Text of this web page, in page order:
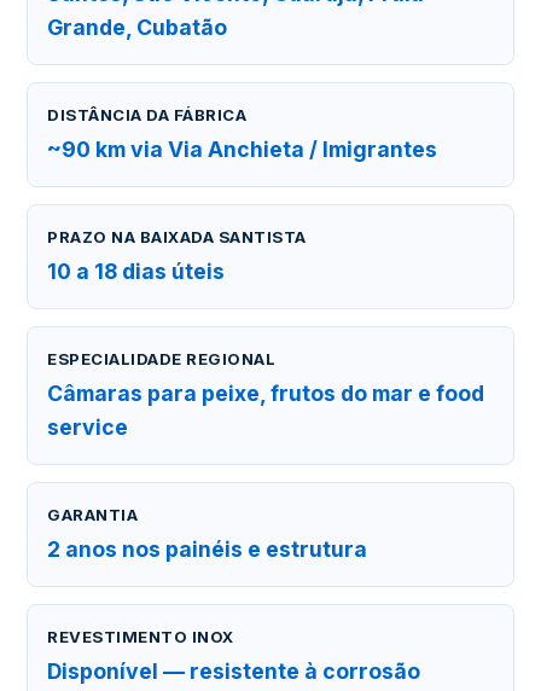
Grande, Cubatão
DISTÂNCIA DA FÁBRICA
~90 km via Via Anchieta / Imigrantes
PRAZO NA BAIXADA SANTISTA
10 a 18 dias úteis
ESPECIALIDADE REGIONAL
Câmaras para peixe, frutos do mar e food
service
GARANTIA
2 anos nos painéis e estrutura
REVESTIMENTO INOX
Disponível — resistente à corrosão